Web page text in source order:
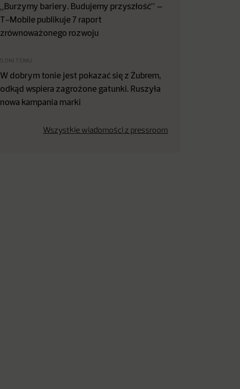
„Burzymy bariery. Budujemy przyszłość” –
T-Mobile publikuje 7 raport
zrównoważonego rozwoju
5 DNI TEMU
W dobrym tonie jest pokazać się z Żubrem,
odkąd wspiera zagrożone gatunki. Ruszyła
nowa kampania marki
Wszystkie wiadomości z pressroom